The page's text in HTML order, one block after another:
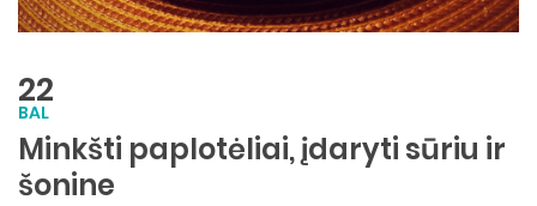
22
BAL
Minkšti paplotėliai, įdaryti sūriu ir
šonine